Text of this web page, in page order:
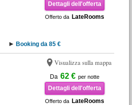
Dettagli dell'offerta
Offerto da LateRooms
Booking da 85 €
Visualizza sulla mappa
Da 62 € per notte
Dettagli dell'offerta
Offerto da LateRooms